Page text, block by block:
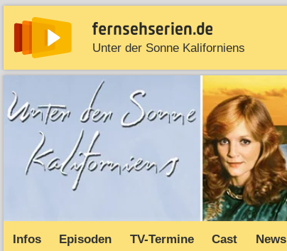
Unter der Sonne Kaliforniens
News Entdecken Streaming TV-Starts
Infos Episoden TV-Termine Cast News